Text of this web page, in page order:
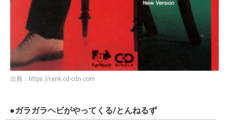
出典： https://rank.cd-cdn.com
●ガラガラヘビがやってくる/とんねるず